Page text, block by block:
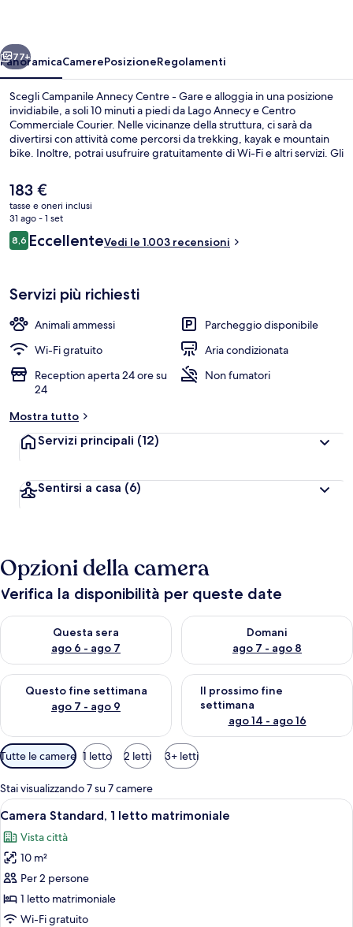
Avanti
77+
PanoramicaCamerePosizioneRegolamenti
Scegli Campanile Annecy Centre - Gare e alloggia in una posizione
invidiabile, a soli 10 minuti a piedi da Lago Annecy e Centro
Commerciale Courier. Nelle vicinanze della struttura, ci sarà da
divertirsi con attività come percorsi da trekking, kayak e mountain
bike. Inoltre, potrai usufruire gratuitamente di Wi-Fi e altri servizi. Gli
viaggiatori apprezzano il personale gentile e il comfort generale del
posto.
Il
prezzo
attuale
è
183 €
183 €
tasse e oneri inclusi
31 ago - 1 set
Recensioni
8,68,6 su 10
EccellenteVedi le 1.003 recensioni
Servizi più richiesti
Animali ammessi
Parcheggio disponibile
Wi-Fi gratuito
Aria condizionata
Reception aperta 24 ore su
24
Non fumatori
Mostra tutto
Servizi principali (12)
Sentirsi a casa (6)
Opzioni della camera
Verifica la disponibilità per queste date
Questa sera
ago 6 - ago 7
Verifica la disponibilità per questa sera, ago 6 - ago 7
Domani
ago 7 - ago 8
Verifica la disponibilità per
Questo fine settimana
ago 7 - ago 9
Verifica la disponibilità per questo fine settimana, ago 7 - ago
Il prossimo fine
settimana
ago 14 - ago 16
Verifica la disponibilità per il
Filtri
disponibili
per
le
camere
Tutte le camere 1 letto 2 letti 3+ letti
Stai visualizzando 7 su 7 camere
Apri
tutte
le
foto
per
Camera
Standard,
Una camera d'albergo con un letto,
11
Camera Standard, 1 letto matrimoniale
Vista città
10 m²
Per 2 persone
1 letto matrimoniale
Wi-Fi gratuito